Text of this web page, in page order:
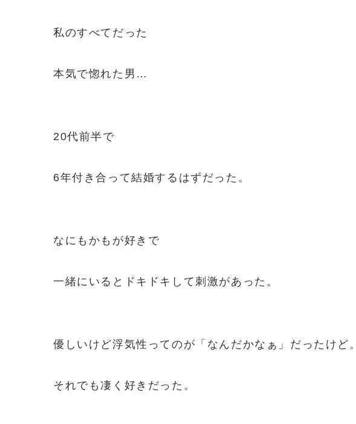
私のすべてだった
本気で惚れた男…
20代前半で
6年付き合って結婚するはずだった。
なにもかもが好きで
一緒にいるとドキドキして刺激があった。
優しいけど浮気性ってのが「なんだかなぁ」だったけど。
それでも凄く好きだった。